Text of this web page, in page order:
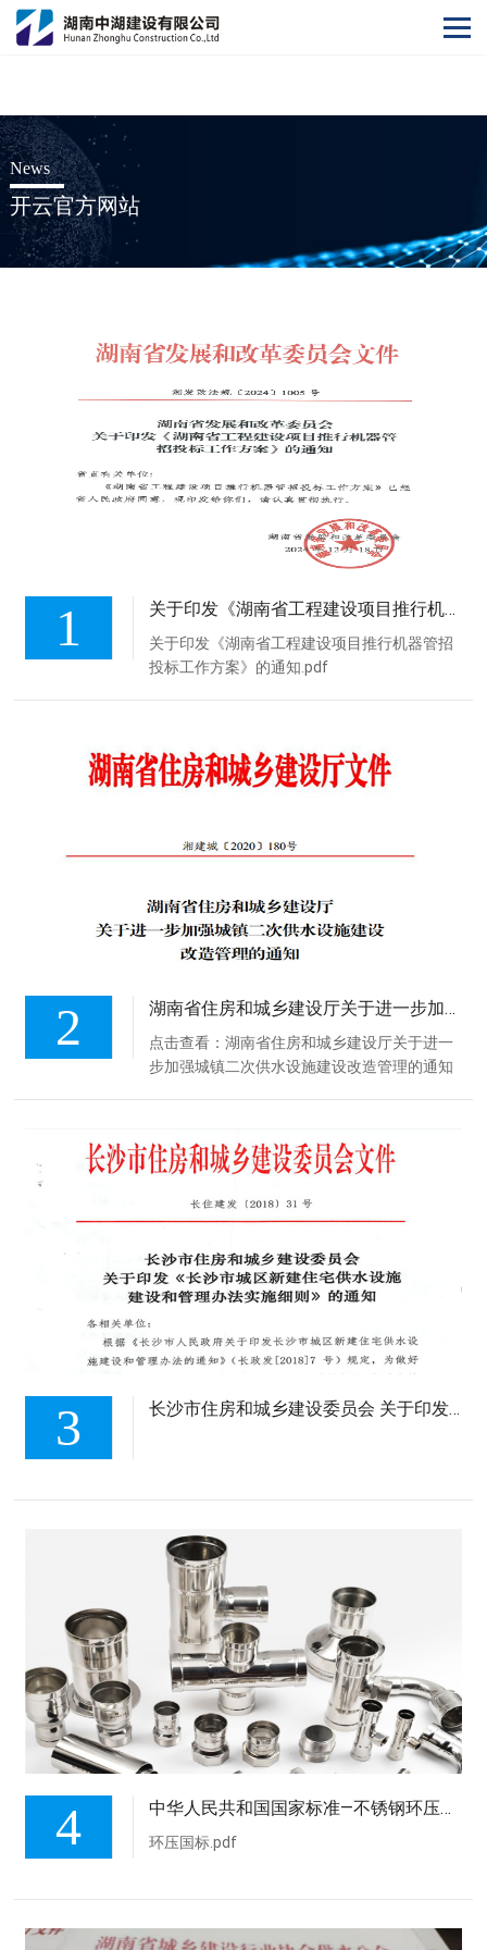
开云官方网站
News
开云官方网站
1 关于印发《湖南省工程建设项目推行机器管招投标工作方案》的通知
关于印发《湖南省工程建设项目推行机器管招
投标工作方案》的通知.pdf
2 湖南省住房和城乡建设厅关于进一步加强城镇二次供水设施建设改造管理的通知（湘建城〔2020〕180号）
点击查看：湖南省住房和城乡建设厅关于进一
步加强城镇二次供水设施建设改造管理的通知
3 长沙市住房和城乡建设委员会 关于印发《长沙市城区新建住宅供水设施 建设和管理办法实施细则》的通知
4 中华人民共和国国家标准—不锈钢环压式管件
环压国标.pdf